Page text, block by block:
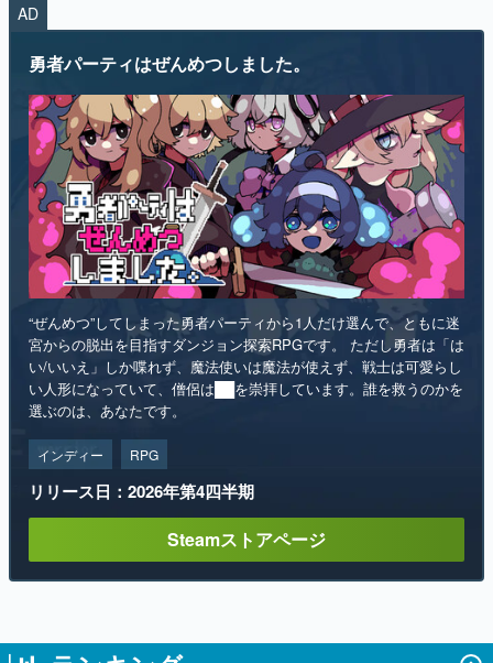
AD
勇者パーティはぜんめつしました。
“ぜんめつ”してしまった勇者パーティから1人だけ選んで、ともに迷
宮からの脱出を目指すダンジョン探索RPGです。 ただし勇者は「は
い/いいえ」しか喋れず、魔法使いは魔法が使えず、戦士は可愛らし
い人形になっていて、僧侶は██を崇拝しています。誰を救うのかを
選ぶのは、あなたです。
インディー RPG
リリース日：2026年第4四半期
Steamストアページ